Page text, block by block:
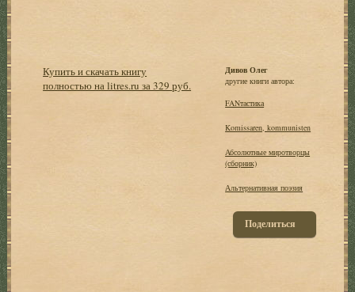
Купить и скачать книгу
полностью на litres.ru за 329 руб.
Дивов Олег
другие книги автора:
FANтастика
Komissaren, kommunisten
Абсолютные миротворцы
(сборник)
Альтернативная поэзия
Поделиться